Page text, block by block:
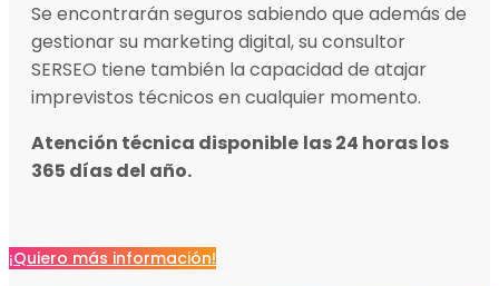
Se encontrarán seguros sabiendo que además de
gestionar su marketing digital, su consultor
SERSEO tiene también la capacidad de atajar
imprevistos técnicos en cualquier momento.
Atención técnica disponible las 24 horas los
365 días del año.
¡Quiero más información!